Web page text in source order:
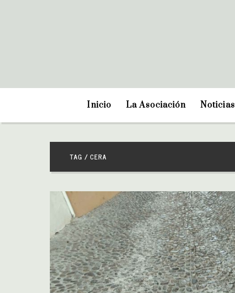
Inicio La Asociación Noticias
TAG / CERA